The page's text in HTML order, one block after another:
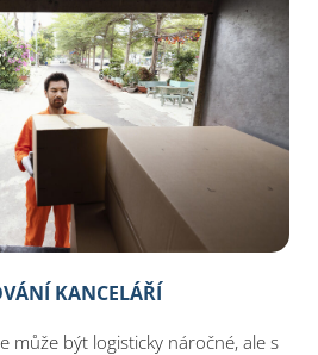
KANCELÁŘÍ
může být logisticky náročné, ale s